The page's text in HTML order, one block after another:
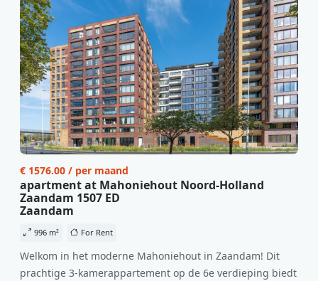
€ 1576.00 / per maand
apartment at Mahoniehout Noord-Holland
Zaandam 1507 ED
Zaandam
996 m² For Rent
Welkom in het moderne Mahoniehout in Zaandam! Dit
prachtige 3-kamerappartement op de 6e verdieping biedt